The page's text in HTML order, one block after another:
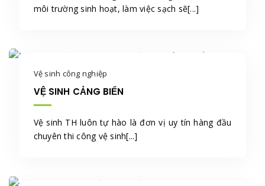
môi trường sinh hoạt, làm việc sạch sẽ[...]
Vệ sinh công nghiệp
VỆ SINH CẢNG BIỂN
Vệ sinh TH luôn tự hào là đơn vị uy tín hàng đầu
chuyên thi công vệ sinh[...]